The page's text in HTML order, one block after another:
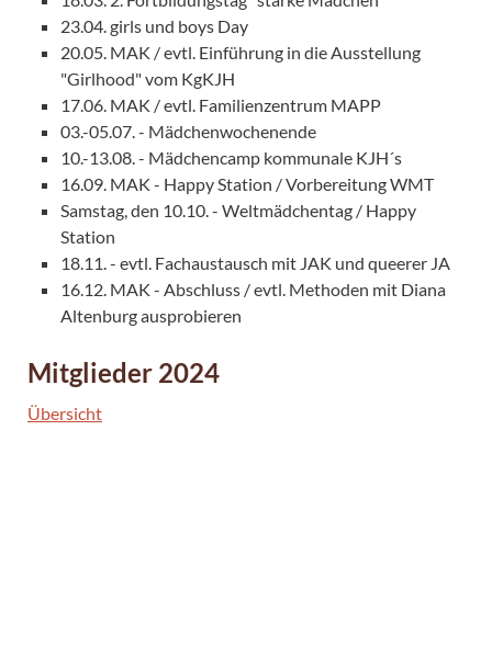
23.04. girls und boys Day
20.05. MAK / evtl. Einführung in die Ausstellung
"Girlhood" vom KgKJH
17.06. MAK / evtl. Familienzentrum MAPP
03.-05.07. - Mädchenwochenende
10.-13.08. - Mädchencamp kommunale KJH´s
16.09. MAK - Happy Station / Vorbereitung WMT
Samstag, den 10.10. - Weltmädchentag / Happy
Station
18.11. - evtl. Fachaustausch mit JAK und queerer JA
16.12. MAK - Abschluss / evtl. Methoden mit Diana
Altenburg ausprobieren
Mitglieder 2024
Übersicht